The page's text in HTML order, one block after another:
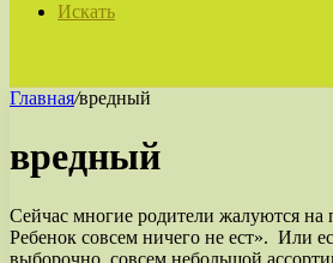
Искать
Главная/вредный
вредный
Сейчас многие родители жалуются на
Ребенок совсем ничего не ест». Или
выборочно, совсем небольшой